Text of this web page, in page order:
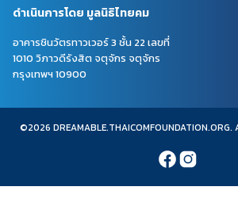
ดำเนินการโดย มูลนิธิไทยคม
อาคารชินวัตรทาวเวอร์ 3 ชั้น 22 เลขที่
1010 วิภาวดีรังสิต จตุจักร จตุจักร
กรุงเทพฯ 10900
©2026 DREAMABLE.THAICOMFOUNDATION.ORG.